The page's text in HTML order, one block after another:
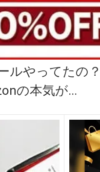
ルやってたの
の本気が...